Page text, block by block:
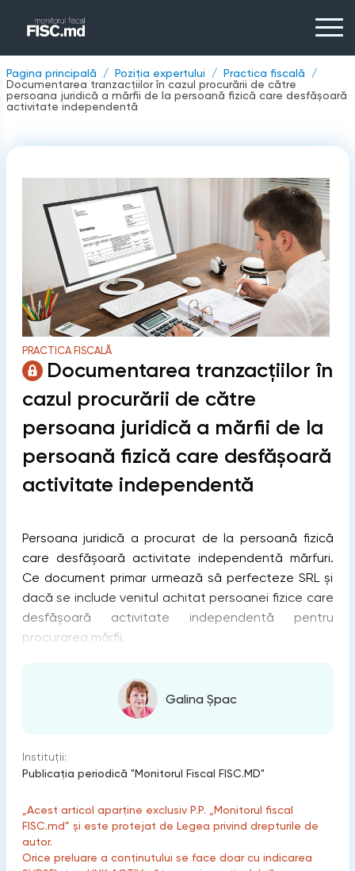
Pagina principală Poziția expertului
Practica fiscală
Documentarea tranzacțiilor în cazul procurării de către
persoana juridică a mărfii de la persoană fizică care desfășoară
activitate independentă
PRACTICA FISCALĂ
Documentarea tranzacțiilor în
cazul procurării de către
persoana juridică a mărfii de la
persoană fizică care desfășoară
activitate independentă
Persoana juridică a procurat de la persoană fizică
care desfășoară activitate independentă mărfuri.
Ce document primar urmează să perfecteze SRL și
dacă se include venitul achitat persoanei fizice care
desfășoară activitate independentă pentru
procurarea mărfii,
Galina Șpac
Instituții:
Publicaţia periodică "Monitorul Fiscal FISC.MD"
„Acest articol aparține exclusiv P.P. „Monitorul fiscal
FISC.md” și este protejat de Legea privind drepturile de
autor.
Orice preluare a conținutului se face doar cu indicarea